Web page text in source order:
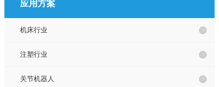
新闻动态
联系我们
应用方案
机床行业
注塑行业
关节机器人